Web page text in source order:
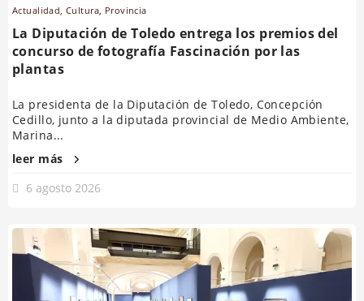
Actualidad,Cultura, Provincia
La Diputación de Toledo entrega los premios del
concurso de fotografía Fascinación por las
plantas
La presidenta de la Diputación de Toledo, Concepción
Cedillo, junto a la diputada provincial de Medio Ambiente,
Marina...
leer más
6 agosto 2026